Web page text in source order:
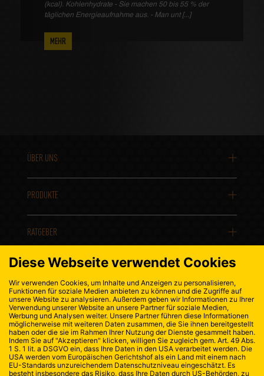
(kcal). Kohlenhydrate - Sie machen 50 bis 55 % der
täglichen Energieaufnahme aus. - Man unt [...]
MEHR
ÜBER UNS
PRODUKTE
RATGEBER
KONTAKT
DATENSCHUTZ
IMPRESSUM